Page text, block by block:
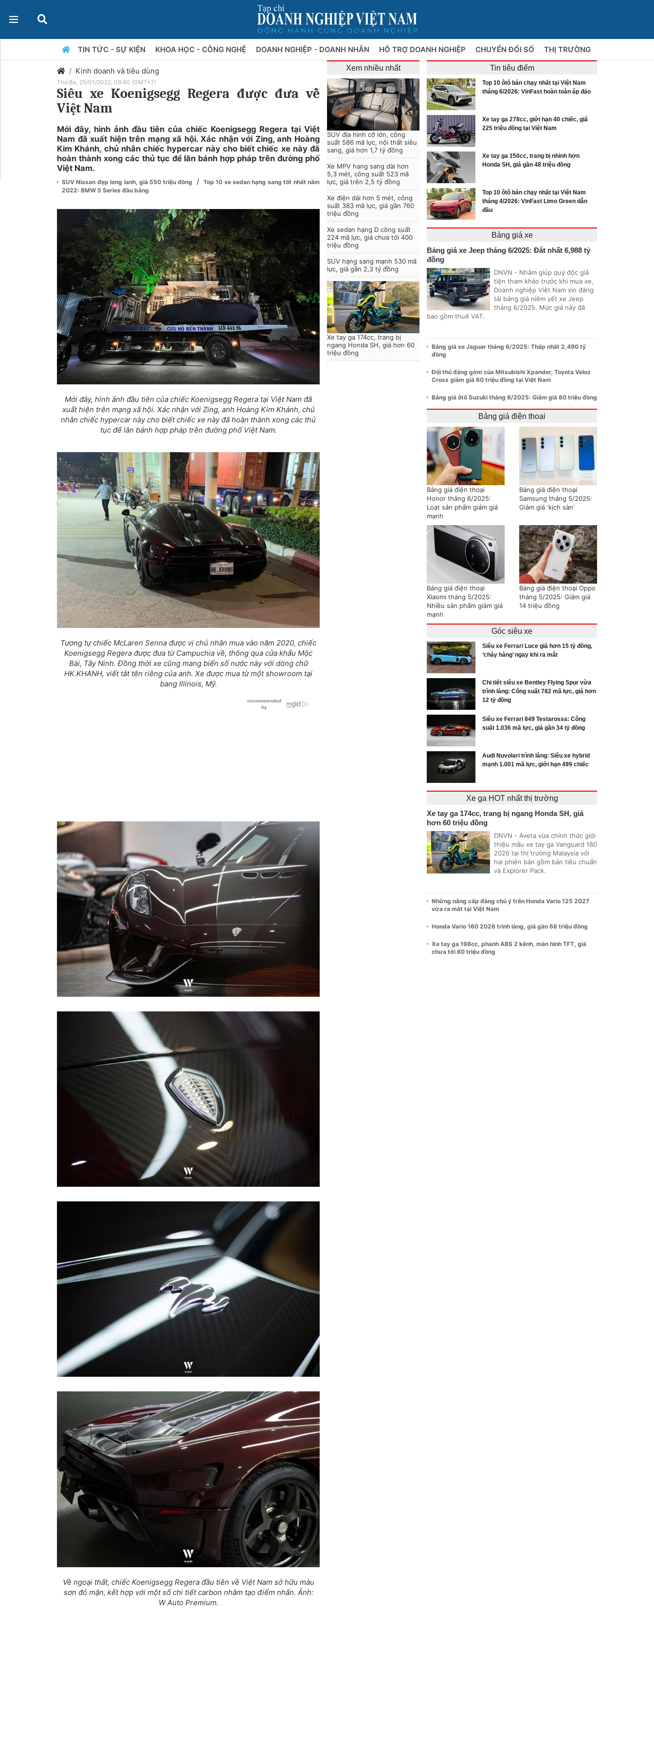
TIN TỨC - SỰ KIỆN KHOA HỌC - CÔNG NGHỆ DOANH NGHIỆP - DOANH NHÂN HỖ TRỢ DOANH NGHIỆP CHUYỂN ĐỔI SỐ THỊ TRƯỜNG
Kinh doanh và tiêu dùng
Thứ Ba, 25/01/2022, 09:40 (GMT+7)
Siêu xe Koenigsegg Regera được đưa về
Việt Nam
Mới đây, hình ảnh đầu tiên của chiếc Koenigsegg Regera tại Việt
Nam đã xuất hiện trên mạng xã hội. Xác nhận với Zing, anh Hoàng
Kim Khánh, chủ nhân chiếc hypercar này cho biết chiếc xe này đã
hoàn thành xong các thủ tục để lăn bánh hợp pháp trên đường phố
Việt Nam.
SUV Nissan đẹp long lanh, giá 550 triệu đồng /
Top 10 xe sedan hạng sang tốt nhất năm
2022: BMW 5 Series đầu bảng
Mới đây, hình ảnh đầu tiên của chiếc Koenigsegg Regera tại Việt Nam đã
xuất hiện trên mạng xã hội. Xác nhận với Zing, anh Hoàng Kim Khánh, chủ
nhân chiếc hypercar này cho biết chiếc xe này đã hoàn thành xong các thủ
tục để lăn bánh hợp pháp trên đường phố Việt Nam.
Tương tự chiếc McLaren Senna được vị chủ nhân mua vào năm 2020, chiếc
Koenigsegg Regera được đưa từ Campuchia về, thông qua cửa khẩu Mộc
Bài, Tây Ninh. Đồng thời xe cũng mang biển số nước này với dòng chữ
HK.KHANH, viết tắt tên riêng của anh. Xe được mua từ một showroom tại
bang Illinois, Mỹ.
Về ngoại thất, chiếc Koenigsegg Regera đầu tiên về Việt Nam sở hữu màu
sơn đỏ mận, kết hợp với một số chi tiết carbon nhằm tạo điểm nhấn. Ảnh:
W Auto Premium.
Xem nhiều nhất
SUV địa hình cỡ lớn, công
suất 586 mã lực, nội thất siêu
sang, giá hơn 1,7 tỷ đồng
Xe MPV hạng sang dài hơn
5,3 mét, công suất 523 mã
lực, giá trên 2,5 tỷ đồng
Xe điện dài hơn 5 mét, công
suất 383 mã lực, giá gần 760
triệu đồng
Xe sedan hạng D công suất
224 mã lực, giá chưa tới 400
triệu đồng
SUV hạng sang mạnh 530 mã
lực, giá gần 2,3 tỷ đồng
Xe tay ga 174cc, trang bị
ngang Honda SH, giá hơn 60
triệu đồng
Tin tiêu điểm
Top 10 ôtô bán chạy nhất tại Việt Nam
tháng 6/2026: VinFast hoàn toàn áp đảo
Xe tay ga 278cc, giới hạn 40 chiếc, giá
225 triệu đồng tại Việt Nam
Xe tay ga 150cc, trang bị nhỉnh hơn
Honda SH, giá gần 48 triệu đồng
Top 10 ôtô bán chạy nhất tại Việt Nam
tháng 4/2026: VinFast Limo Green dẫn
đầu
Bảng giá xe
Bảng giá xe Jeep tháng 6/2025: Đắt nhất 6,988 tỷ
đồng
DNVN - Nhằm giúp quý độc giả
tiện tham khảo trước khi mua xe,
Doanh nghiệp Việt Nam xin đăng
tải bảng giá niêm yết xe Jeep
tháng 6/2025. Mức giá này đã
bao gồm thuế VAT.
Bảng giá xe Jaguar tháng 6/2025: Thấp nhất 2,490 tỷ
đồng
Đối thủ đáng gờm của Mitsubishi Xpander, Toyota Veloz
Cross giảm giá 60 triệu đồng tại Việt Nam
Bảng giá ôtô Suzuki tháng 6/2025: Giảm giá 80 triệu đồng
Bảng giá điện thoại
Bảng giá điện thoại
Honor tháng 6/2025:
Loạt sản phẩm giảm giá
mạnh
Bảng giá điện thoại
Samsung tháng 5/2025:
Giảm giá ‘kịch sàn’
Bảng giá điện thoại
Xiaomi tháng 5/2025:
Nhiều sản phẩm giảm giá
mạnh
Bảng giá điện thoại Oppo
tháng 5/2025: Giảm giá
14 triệu đồng
Góc siêu xe
Siêu xe Ferrari Luce giá hơn 15 tỷ đồng,
‘cháy hàng’ ngay khi ra mắt
Chi tiết siêu xe Bentley Flying Spur vừa
trình làng: Công suất 782 mã lực, giá hơn
12 tỷ đồng
Siêu xe Ferrari 849 Testarossa: Công
suất 1.036 mã lực, giá gần 34 tỷ đồng
Audi Nuvolari trình làng: Siêu xe hybrid
mạnh 1.001 mã lực, giới hạn 499 chiếc
Xe ga HOT nhất thị trường
Xe tay ga 174cc, trang bị ngang Honda SH, giá
hơn 60 triệu đồng
DNVN - Aveta vừa chính thức giới
thiệu mẫu xe tay ga Vanguard 180
2026 tại thị trường Malaysia với
hai phiên bản gồm bản tiêu chuẩn
và Explorer Pack.
Những nâng cấp đáng chú ý trên Honda Vario 125 2027
vừa ra mắt tại Việt Nam
Honda Vario 160 2026 trình làng, giá gần 68 triệu đồng
Xe tay ga 198cc, phanh ABS 2 kênh, màn hình TFT, giá
chưa tới 60 triệu đồng